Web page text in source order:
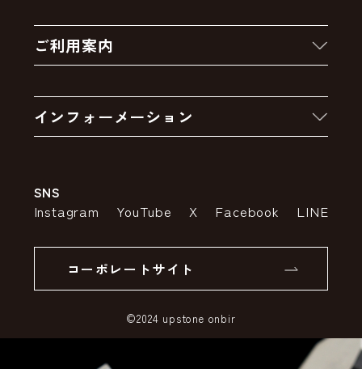
クーポン
卸販売・大量注文
ご利用案内
お支払いについて
ポイントについて
インフォーメーション
特定商取引法の表示
SSLサーバー証明書とは
SNS
Instagram YouTube X Facebook LINE
コーポレートサイト
©2024 upstone onbir